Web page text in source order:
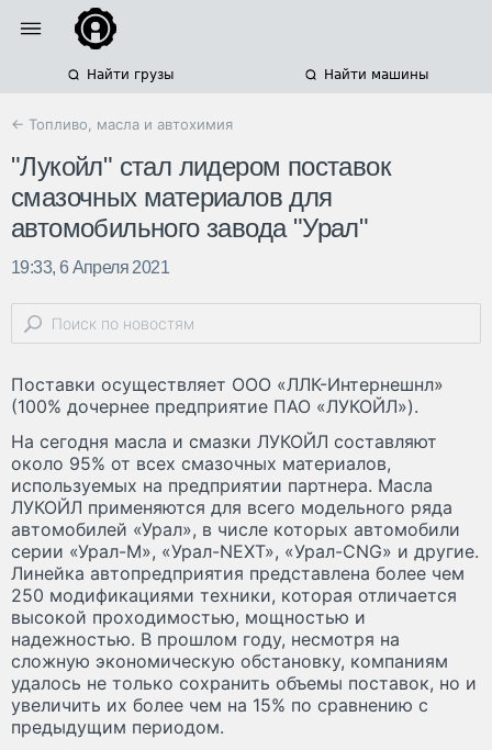
Найти грузы Найти машины
← Топливо, масла и автохимия
"Лукойл" стал лидером поставок
смазочных материалов для
автомобильного завода "Урал"
19:33, 6 Апреля 2021
Поставки осуществляет ООО «ЛЛК-Интернешнл»
(100% дочернее предприятие ПАО «ЛУКОЙЛ»).
На сегодня масла и смазки ЛУКОЙЛ составляют
около 95% от всех смазочных материалов,
используемых на предприятии партнера. Масла
ЛУКОЙЛ применяются для всего модельного ряда
автомобилей «Урал», в числе которых автомобили
серии «Урал-M», «Урал-NEXT», «Урал-CNG» и другие.
Линейка автопредприятия представлена более чем
250 модификациями техники, которая отличается
высокой проходимостью, мощностью и
надежностью. В прошлом году, несмотря на
сложную экономическую обстановку, компаниям
удалось не только сохранить объемы поставок, но и
увеличить их более чем на 15% по сравнению с
предыдущим периодом.